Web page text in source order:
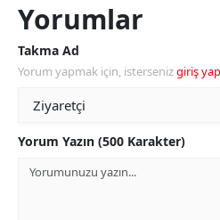
Yorumlar
Takma Ad
Yorum yapmak için, istersenizgiriş
Yorum Yazın (500 Karakter)